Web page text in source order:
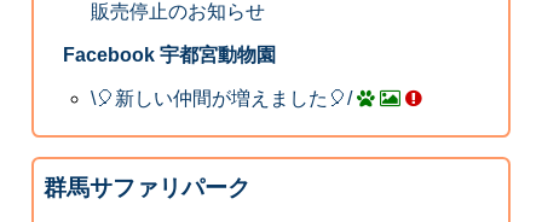
販売停止のお知らせ
Facebook 宇都宮動物園
\🎈新しい仲間が増えました🎈/
群馬サファリパーク